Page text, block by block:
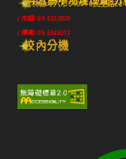
雲林縣斗六市640010民生路
(市話) 05-5322039
(傳真) 05-5348213
校內分機